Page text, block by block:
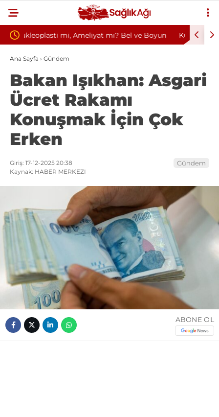
Bel ve Boyun Kültür ve Turizm Bakanlığı Uludağ Alan
Ana Sayfa › Gündem
Bakan Işıkhan: Asgari
Ücret Rakamı
Konuşmak İçin Çok
Erken
Giriş: 17-12-2025 20:38
Kaynak: HABER MERKEZI
Gündem
ABONE OL